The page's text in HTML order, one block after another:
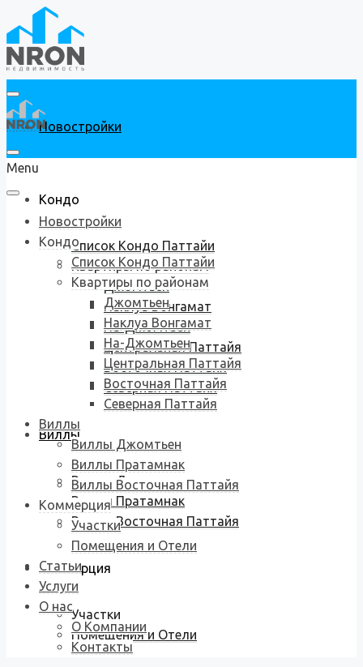
Новостройки
Кондо
Список Кондо Паттайи
Квартиры по районам
Джомтьен
Наклуа Вонгамат
На-Джомтьен
Центральная Паттайя
Восточная Паттайя
Северная Паттайя
Виллы
Виллы Джомтьен
Виллы Пратамнак
Виллы Восточная Паттайя
Коммерция
Участки
Помещения и Отели
Menu
Новостройки
Кондо
Список Кондо Паттайи
Квартиры по районам
Джомтьен
Наклуа Вонгамат
На-Джомтьен
Центральная Паттайя
Восточная Паттайя
Северная Паттайя
Виллы
Виллы Джомтьен
Виллы Пратамнак
Виллы Восточная Паттайя
Коммерция
Участки
Помещения и Отели
Статьи
Услуги
О нас
О Компании
Контакты